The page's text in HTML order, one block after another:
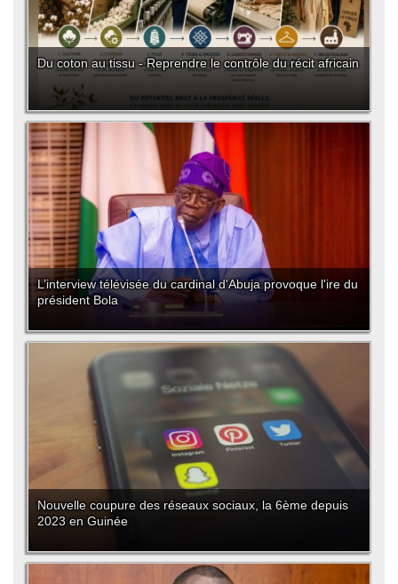
Du coton au tissu - Reprendre le contrôle du récit africain
L’interview télévisée du cardinal d'Abuja provoque l'ire du
président Bola
Nouvelle coupure des réseaux sociaux, la 6ème depuis
2023 en Guinée